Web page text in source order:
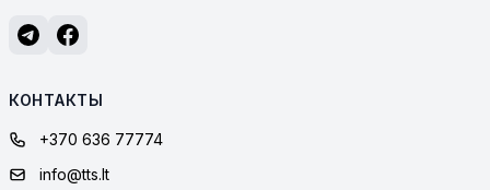
КОНТАКТЫ
+370 636 77774
info@tts.lt